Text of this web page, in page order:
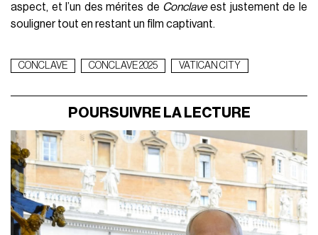
aspect, et l’un des mérites de Conclaveest justement de le
souligner tout en restant un film captivant.
CONCLAVE CONCLAVE 2025 VATICAN CITY
POURSUIVRE LA LECTURE